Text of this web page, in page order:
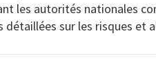
des conditions
région, notamment une
régime des pluies.
de la saison des
de jours où les conditions
les autorités nationales
détaillées sur les risques et